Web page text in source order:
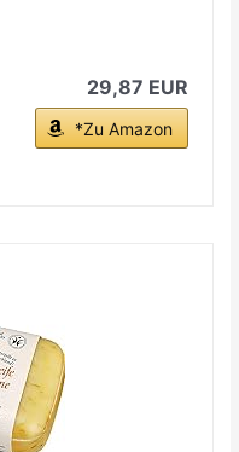
29,87 EUR
*Zu Amazon